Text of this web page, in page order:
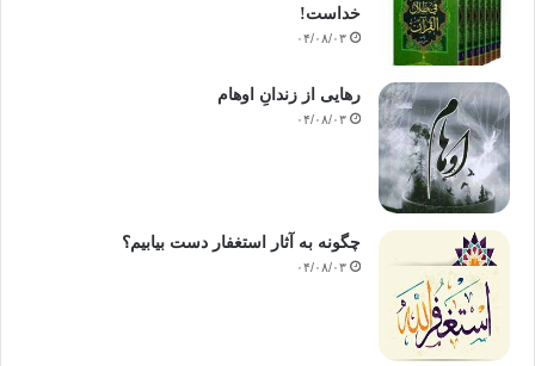
خداست‌!
۰۴/۰۸/۰۳
رهایی از زندانِ اوهام
۰۴/۰۸/۰۳
چگونه به آثار استغفار دست بیابیم؟
۰۴/۰۸/۰۳